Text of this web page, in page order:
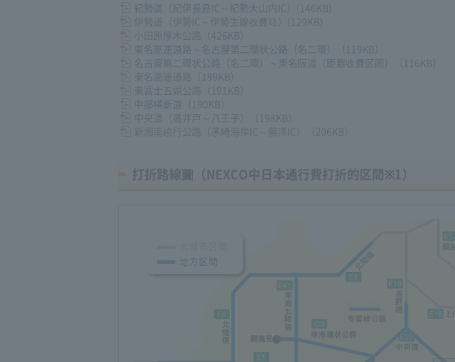
紀勢道（紀伊長島IC～紀勢大山内IC）(146KB)
伊勢道（伊勢IC～伊勢主線收費站）(129KB)
小田原厚木公路（426KB）
東名高速道路～名古屋第二環状公路（名二環）（119KB）
名古屋第二環状公路（名二環）～東名阪道（距離收費区間）（116KB）
東名高速道路（189KB）
東富士五湖公路（191KB）
中部横断道（190KB）
中央道（高井戸～八王子）（198KB）
新湘南繞行公路（茅崎海岸IC～藤澤IC）（206KB）
打折路線圖（NEXCO中日本通行費打折的区間※1）